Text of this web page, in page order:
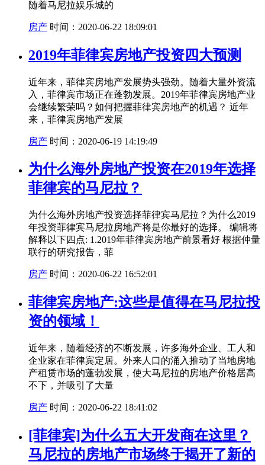
随着马尼拉娱乐城的
房产 时间：2020-06-22 18:09:01
2019年菲律宾房地产投资四大预测
近年来，菲律宾房地产发展势头强劲。随着大量外资流
入，菲律宾市场正在蓬勃发展。2019年菲律宾房地产业
会继续繁荣吗？如何把握菲律宾房地产的机遇？ 近年
来，菲律宾房地产发展
房产 时间：2020-06-19 14:19:49
为什么海外房地产投资在2019年选择
菲律宾的马尼拉？
为什么海外房地产投资选择菲律宾马尼拉？为什么2019
年投资菲律宾马尼拉房地产将是你最好的选择。 编辑将
解释以下四点: 1.2019年菲律宾房地产前景看好 根据仲量
联行的研究报告，菲
房产 时间：2020-06-22 16:52:01
菲律宾房地产:这些是值得在马尼拉投
资的领域！
近年来，随着经济的不断发展，许多海外企业、工人和
企业家在菲律宾定居。外来人口的涌入推动了当地房地
产租赁市场的蓬勃发展，使大马尼拉的房地产价格居高
不下，并吸引了大量
房产 时间：2020-06-22 18:41:02
[菲律宾]为什么五大开发商在这里？
马尼拉的房地产市场终于揭开了新的